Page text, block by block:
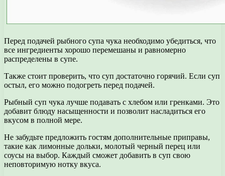
Перед подачей рыбного супа чука необходимо убедиться, что
все ингредиенты хорошо перемешаны и равномерно
распределены в супе.
Также стоит проверить, что суп достаточно горячий. Если суп
остыл, его можно подогреть перед подачей.
Рыбный суп чука лучше подавать с хлебом или гренками. Это
добавит блюду насыщенности и позволит насладиться его
вкусом в полной мере.
Не забудьте предложить гостям дополнительные приправы,
такие как лимонные дольки, молотый черный перец или
соусы на выбор. Каждый сможет добавить в суп свою
неповторимую нотку вкуса.